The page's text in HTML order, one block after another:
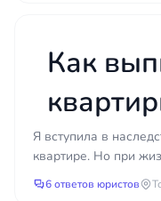
документов — и
без согласия — и
даёт юрист на
есть ли
раньше вы
Как
внука,
Я вступила в
квартире. Но при
который до сих пор
6 ответов юристов